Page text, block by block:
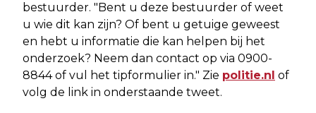
bestuurder. "Bent u deze bestuurder of weet
u wie dit kan zijn? Of bent u getuige geweest
en hebt u informatie die kan helpen bij het
onderzoek? Neem dan contact op via 0900-
8844 of vul het tipformulier in." Zie politie.nl of
volg de link in onderstaande tweet.